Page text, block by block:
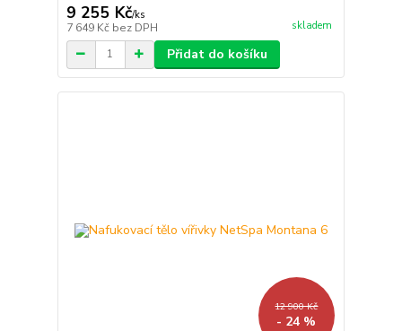
9 255 Kč/ks
7 649 Kč bez DPH skladem
Přidat do košíku
12 900 Kč
- 24 %